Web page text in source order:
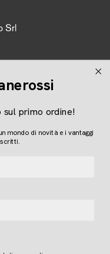
Srl
sul primo ordine!
mondo di novità e i vantaggi